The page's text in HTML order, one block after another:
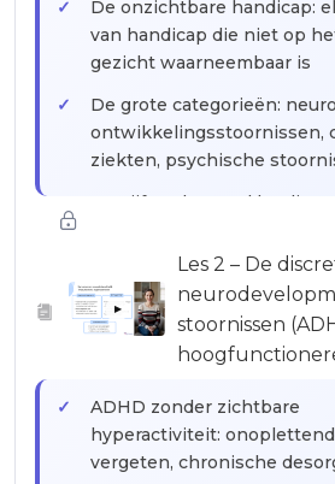
De onzichtbare handicap:
van handicap die niet op
gezicht waarneembaar is
De grote categorieën:
ontwikkelingsstoornissen,
ziekten, psychische
De cijfers: hoeveel
het te weten
Waarom "onzichtbaar" niet
bestaand" betekent: het
de niet-erkenning
▶
Les 2 – De
stoornissen
ADHD zonder zichtbare
hyperactiviteit:
vergeten, chronische